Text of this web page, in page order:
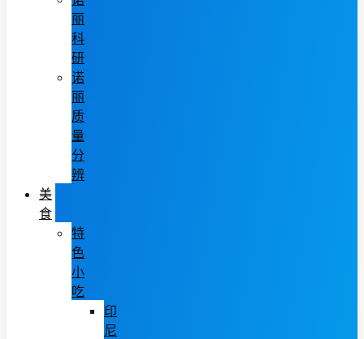
丽
科
研
诺
丽
质
量
分
辨
美
食
特
色
小
吃
印
尼